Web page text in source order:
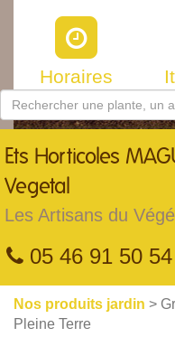
Horaires
Ets Horticoles
Vegetal
Les Artisans du
05 46 91 50 54
Nos produits jardin >
Pleine Terre